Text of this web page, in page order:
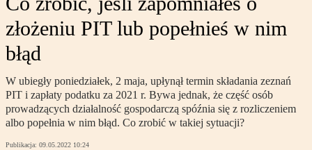
złożeniu PIT lub popełnieś w nim
błąd
W ubiegły poniedziałek, 2 maja, upłynął termin składania zeznań
PIT i zapłaty podatku za 2021 r. Bywa jednak, że część osób
prowadzących działalność gospodarczą spóźnia się z rozliczeniem
albo popełnia w nim błąd. Co zrobić w takiej sytuacji?
Publikacja: 09.05.2022 10:24